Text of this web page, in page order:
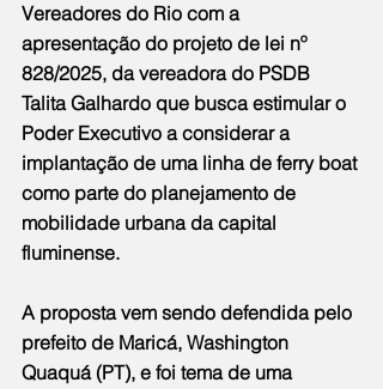
Vereadores do Rio com a
apresentação do projeto de lei nº
828/2025, da vereadora do PSDB
Talita Galhardo que busca estimular o
Poder Executivo a considerar a
implantação de uma linha de ferry boat
como parte do planejamento de
mobilidade urbana da capital
fluminense.
A proposta vem sendo defendida pelo
prefeito de Maricá, Washington
Quaquá (PT), e foi tema de uma